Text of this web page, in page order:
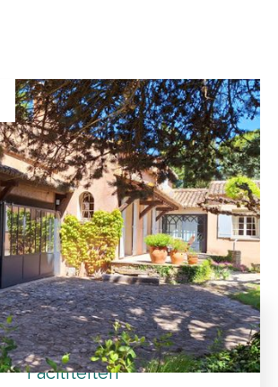
Alle resultaten
Vakantiehuizen
Vaucluse
Althen-des-Paluds
met verwarmd zwembad en
zomerkeuken
Tarieven
Faciliteiten